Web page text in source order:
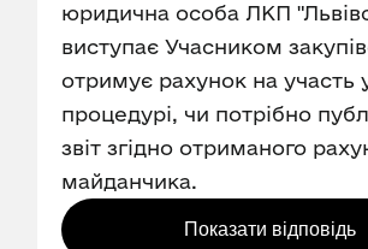
юридична особа ЛКП
виступає Учасником
отримує рахунок на участь
процедурі, чи потрібно
звіт згідно отриманого
майданчика.
Показати відповідь